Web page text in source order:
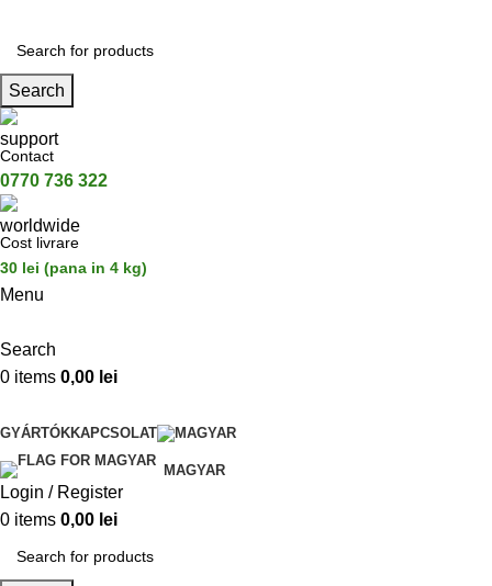
Search
Contact
0770 736 322
Cost livrare
30 lei (pana in 4 kg)
Menu
Search
0 items 0,00 lei
GYÁRTÓKKAPCSOLAT
MAGYAR
Login / Register
0 items 0,00 lei